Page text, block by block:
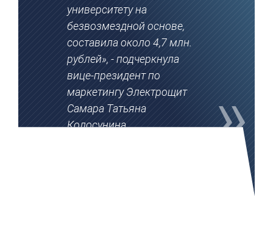
университету на
безвозмездной основе,
составила около 4,7 млн.
рублей», - подчеркнула
вице-президент по
маркетингу Электрощит
Самара Татьяна
Колосунина.